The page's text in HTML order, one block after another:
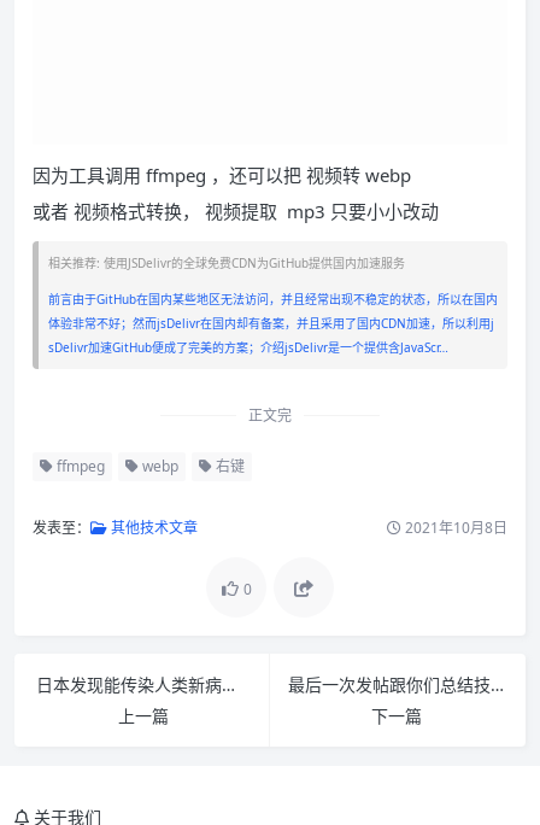
因为工具调用 ffmpeg ，还可以把 视频转 webp
或者 视频格式转换， 视频提取 mp3 只要小小改动
相关推荐: 使用JSDelivr的全球免费CDN为GitHub提供国内加速服务
前言由于GitHub在国内某些地区无法访问，并且经常出现不稳定的状态，所以在国内
体验非常不好；然而jsDelivr在国内却有备案，并且采用了国内CDN加速，所以利用j
sDelivr加速GitHub便成了完美的方案；介绍jsDelivr是一个提供含JavaScr…
正文完
ffmpeg webp 右键
发表至： 其他技术文章 2021年10月8日
0
日本发现能传染人类新病毒：可致39度高烧 至少7人感染
上一篇
最后一次发帖跟你们总结技术行业的思想
下一篇
关于我们